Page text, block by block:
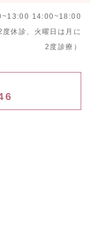
14:00~18:00
休診、火曜日は月に
2度診療）